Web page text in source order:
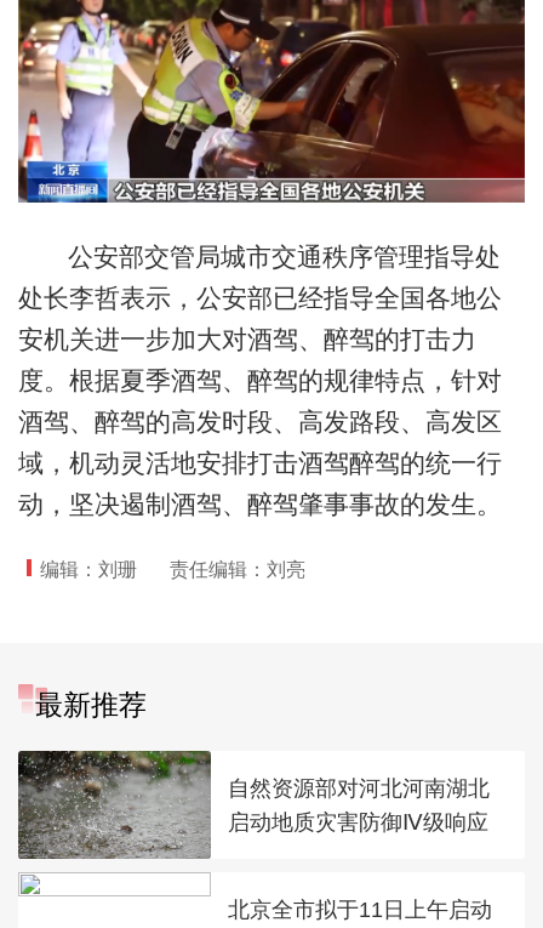
公安部交管局城市交通秩序管理指导处
处长李哲表示，公安部已经指导全国各地公
安机关进一步加大对酒驾、醉驾的打击力
度。根据夏季酒驾、醉驾的规律特点，针对
酒驾、醉驾的高发时段、高发路段、高发区
域，机动灵活地安排打击酒驾醉驾的统一行
动，坚决遏制酒驾、醉驾肇事事故的发生。
编辑：刘珊 责任编辑：刘亮
最新推荐
自然资源部对河北河南湖北
启动地质灾害防御Ⅳ级响应
北京全市拟于11日上午启动